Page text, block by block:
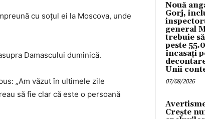
cu soţul ei la Moscova, unde
Damascului duminică.
„Am văzut în ultimele zile
să fie clar că este o persoană
Nouă
Gorj,
general
trebuie
peste
încasați
Unii
07/08/2026
Crește